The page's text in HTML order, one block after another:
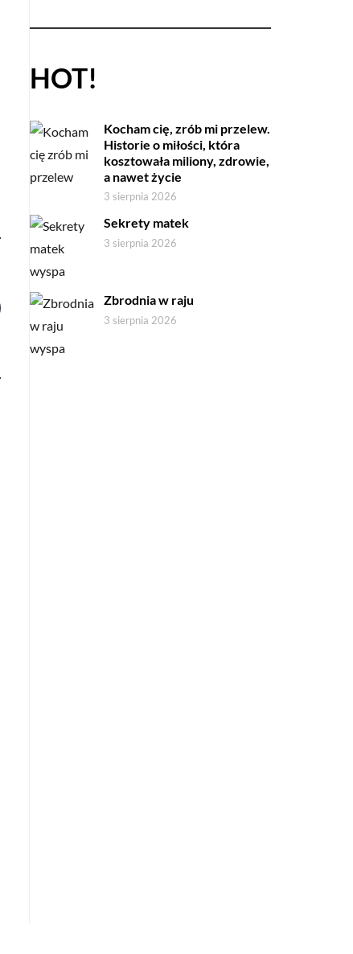
HOT!
Kocham cię, zrób mi przelew.
Historie o miłości, która
kosztowała miliony, zdrowie,
a nawet życie
3 sierpnia 2026
Sekrety matek
3 sierpnia 2026
Zbrodnia w raju
3 sierpnia 2026